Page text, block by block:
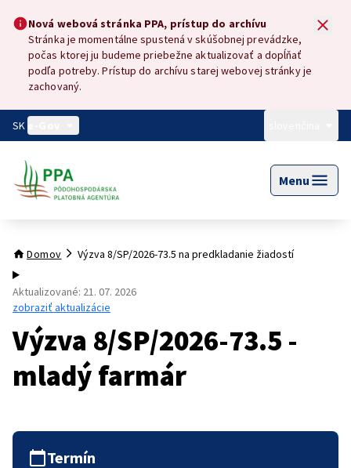
Preskočiť na hlavný obsah
Nová webová stránka PPA, prístup do archívu
Nová webová stránka PPA, prístup do archívu
Stránka je momentálne spustená v skúšobnej prevádzke,
počas ktorej ju budeme priebežne aktualizovať a dopĺňať
podľa potreby. Prístup do archívu starej webovej stránky je
zachovaný.
SK
Menu
Domov Výzva 8/SP/2026-73.5 na predkladanie žiadostí
Aktualizované: 21. 07. 2026
zobraziť aktualizácie
Výzva 8/SP/2026-73.5 -
mladý farmár
Termín